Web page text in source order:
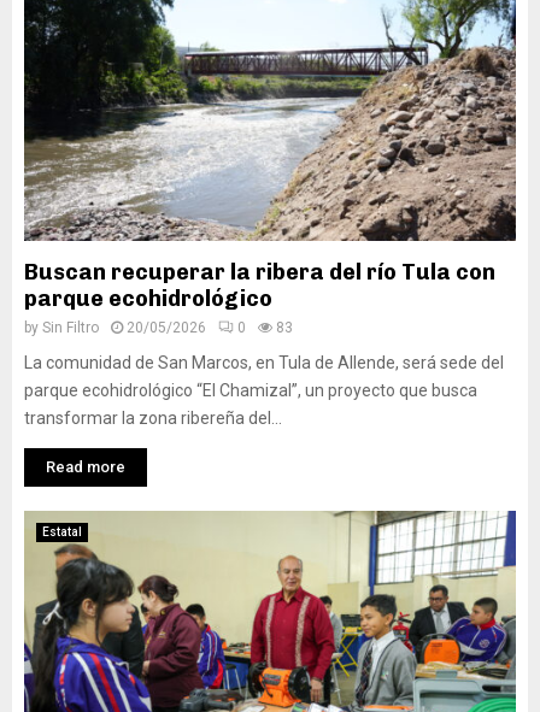
Buscan recuperar la ribera del río Tula con
parque ecohidrológico
by Sin Filtro 20/05/2026 0 83
La comunidad de San Marcos, en Tula de Allende, será sede del
parque ecohidrológico “El Chamizal”, un proyecto que busca
transformar la zona ribereña del...
Read more
Estatal